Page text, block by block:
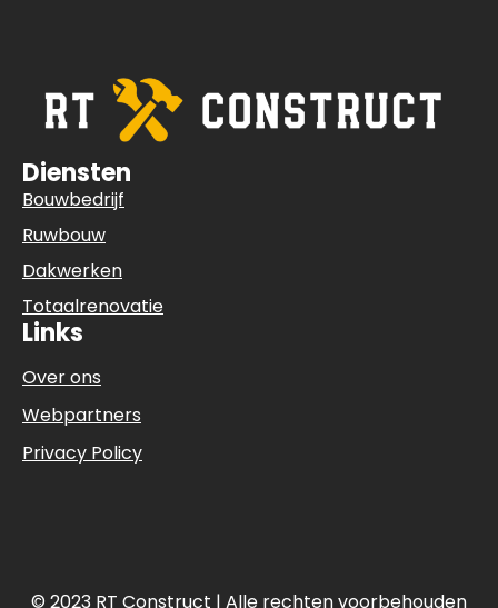
Diensten
Bouwbedrijf
Ruwbouw
Dakwerken
Totaalrenovatie
Links
Over ons
Webpartners
Privacy Policy
© 2023 RT Construct | Alle rechten voorbehouden